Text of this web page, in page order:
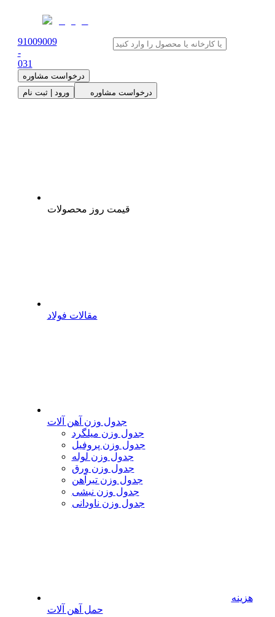
91009009
-
031
درخواست مشاوره
ورود | ثبت نام
درخواست مشاوره
قیمت روز محصولات
مقالات فولاد
جدول وزن آهن آلات
جدول وزن میلگرد
جدول وزن پروفیل
جدول وزن لوله
جدول وزن ورق
جدول وزن تیرآهن
جدول وزن نبشی
جدول وزن ناودانی
هزینه
حمل آهن آلات